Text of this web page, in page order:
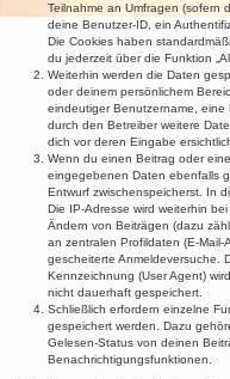
Teilnahme an Umfragen (sofern
deine Benutzer-ID, ein
Die Cookies haben
du jederzeit über die Funktion
Weiterhin werden die Daten
oder deinem persönlichem
eindeutiger Benutzername, eine
durch den Betreiber weitere
dich vor deren Eingabe
Wenn du einen Beitrag oder
eingegebenen Daten ebenfalls
Entwurf zwischenspeicherst. In
Die IP-Adresse wird weiterhin
Ändern von Beiträgen (dazu
an zentralen Profildaten (E-
gescheiterte Anmeldeversuche.
Kennzeichnung (User Agent)
nicht dauerhaft gespeichert.
Schließlich erfordern einzelne
gespeichert werden. Dazu
Gelesen-Status von deinen
Benachrichtigungsfunktionen.